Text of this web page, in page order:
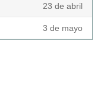
23 de abril
3 de mayo